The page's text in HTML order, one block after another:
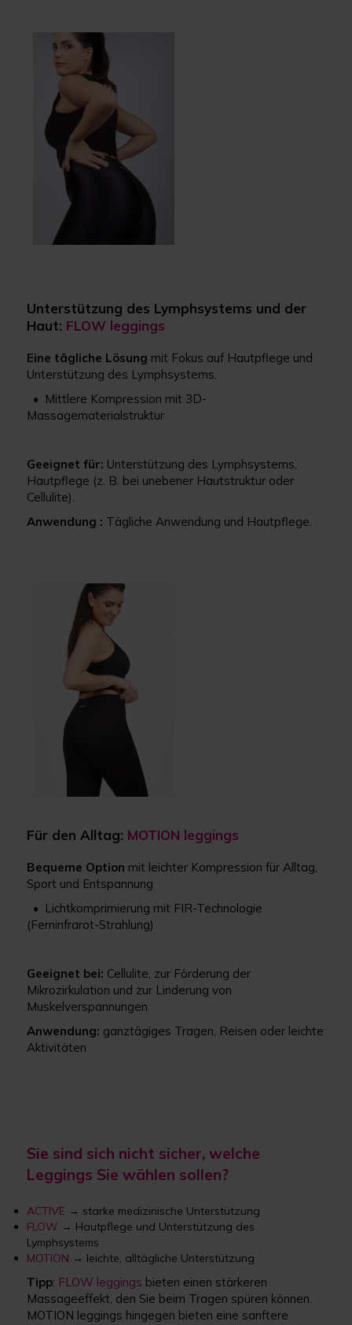
Unterstützung des Lymphsystems und der
Haut: FLOW leggings
Eine tägliche Lösung mit Fokus auf Hautpflege und
Unterstützung des Lymphsystems.
• Mittlere Kompression mit 3D-
Massagematerialstruktur
Geeignet für: Unterstützung des Lymphsystems,
Hautpflege (z. B. bei unebener Hautstruktur oder
Cellulite).
Anwendung : Tägliche Anwendung und Hautpflege.
Für den Alltag: MOTION leggings
Bequeme Option mit leichter Kompression für Alltag,
Sport und Entspannung
• Lichtkomprimierung mit FIR-Technologie
(Ferninfrarot-Strahlung)
Geeignet bei: Cellulite, zur Förderung der
Mikrozirkulation und zur Linderung von
Muskelverspannungen
Anwendung: ganztägiges Tragen, Reisen oder leichte
Aktivitäten
Sie sind sich nicht sicher, welche
Leggings Sie wählen sollen?
ACTIVE → starke medizinische Unterstützung
FLOW → Hautpflege und Unterstützung des
Lymphsystems
MOTION → leichte, alltägliche Unterstützung
Tipp: FLOW leggings bieten einen stärkeren
Massageeffekt, den Sie beim Tragen spüren können.
MOTION leggings hingegen bieten eine sanftere